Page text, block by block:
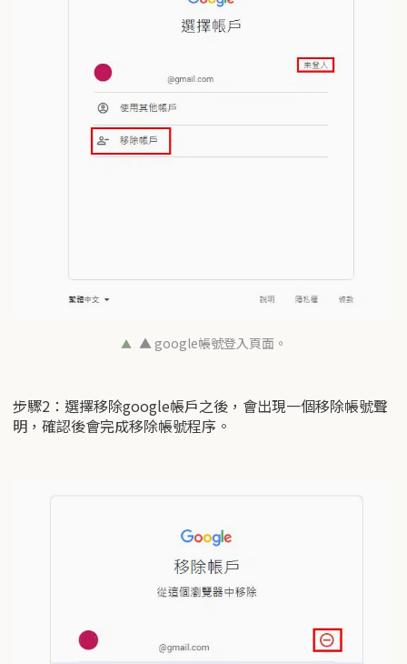
▲ google帳號登入頁面。
步驟2：選擇移除google帳戶之後，會出現一個移除帳號聲
明，確認後會完成移除帳號程序。